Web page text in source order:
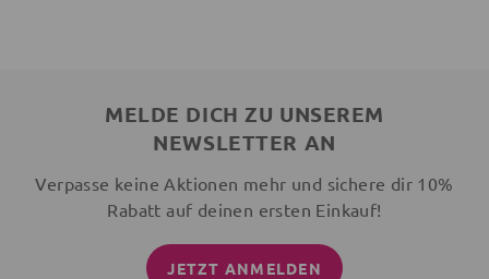
MELDE DICH ZU UNSEREM
NEWSLETTER AN
Verpasse keine Aktionen mehr und sichere dir 10%
Rabatt auf deinen ersten Einkauf!
JETZT ANMELDEN